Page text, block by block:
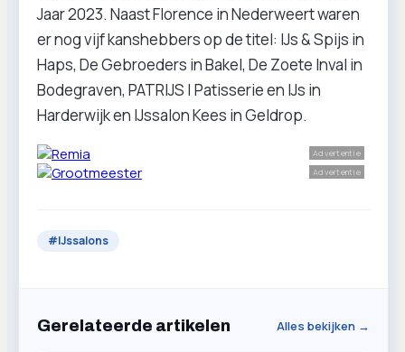
Jaar 2023. Naast Florence in Nederweert waren
er nog vijf kanshebbers op de titel: IJs & Spijs in
Haps, De Gebroeders in Bakel, De Zoete Inval in
Bodegraven, PATRIJS | Patisserie en IJs in
Harderwijk en IJssalon Kees in Geldrop.
Advertentie
Advertentie
#IJssalons
Gerelateerde artikelen Alles bekijken →